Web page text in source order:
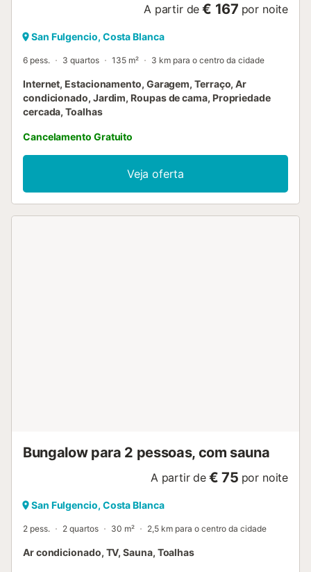
A partir de € 167 por noite
San Fulgencio, Costa Blanca
6 pess. 3 quartos 135 m² 3 km para o centro da cidade
Internet, Estacionamento, Garagem, Terraço, Ar
condicionado, Jardim, Roupas de cama, Propriedade
cercada, Toalhas
Cancelamento Gratuito
Veja oferta
Bungalow para 2 pessoas, com sauna
A partir de € 75 por noite
San Fulgencio, Costa Blanca
2 pess. 2 quartos 30 m² 2,5 km para o centro da cidade
Ar condicionado, TV, Sauna, Toalhas